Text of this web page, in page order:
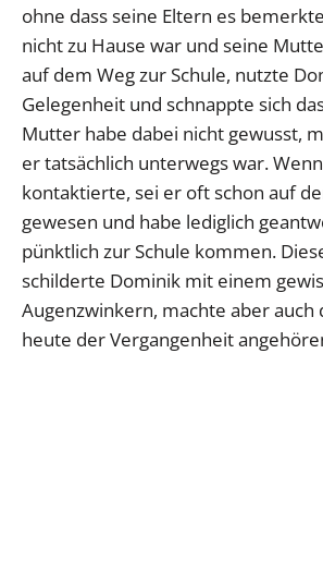
ohne dass seine Eltern es
nicht zu Hause war und seine
auf dem Weg zur Schule, nutzte
Gelegenheit und schnappte sich
Mutter habe dabei nicht gewusst,
er tatsächlich unterwegs war.
kontaktierte, sei er oft schon auf
gewesen und habe lediglich
pünktlich zur Schule kommen.
schilderte Dominik mit einem
Augenzwinkern, machte aber auch
heute der Vergangenheit